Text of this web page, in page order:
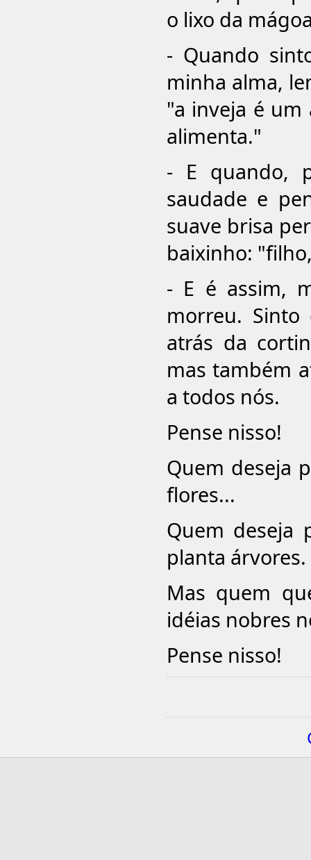
o lixo da
- Quando
minha alma,
"a inveja é
alimenta."
- E quando,
saudade e
suave brisa
baixinho:
- E é assim,
morreu.
atrás da
mas também
a todos nós.
Pense nisso!
Quem deseja
flores...
Quem deseja
planta árvores.
Mas quem
idéias nobres
Pense nisso!